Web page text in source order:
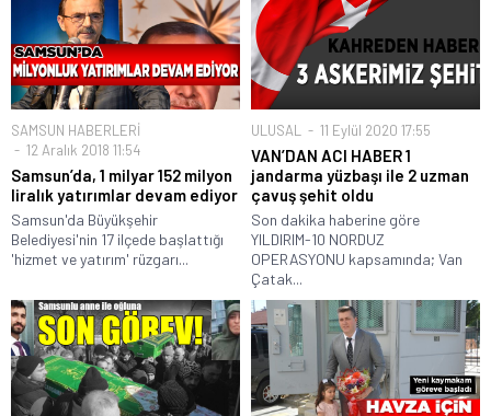
SAMSUN HABERLERİ
12 Aralık 2018 11:54
Samsun’da, 1 milyar 152 milyon
liralık yatırımlar devam ediyor
Samsun'da Büyükşehir
Belediyesi'nin 17 ilçede başlattığı
'hizmet ve yatırım' rüzgarı...
ULUSAL 11 Eylül 2020 17:55
VAN’DAN ACI HABER 1
jandarma yüzbaşı ile 2 uzman
çavuş şehit oldu
Son dakika haberine göre
YILDIRIM-10 NORDUZ
OPERASYONU kapsamında; Van
Çatak...